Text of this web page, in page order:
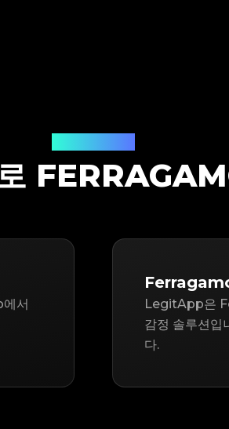
서
LegitApp은
감정 솔루션입
다.